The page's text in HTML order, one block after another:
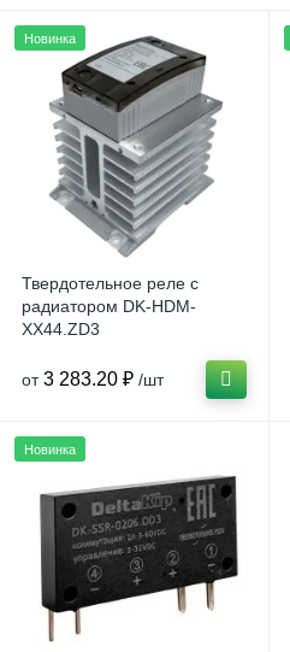
Твердотельные реле HT
Новинка
Твердотельное реле с
радиатором DK-HDM-
ХХ44.ZD3
от 3 283.20 ₽ /шт
Новинка